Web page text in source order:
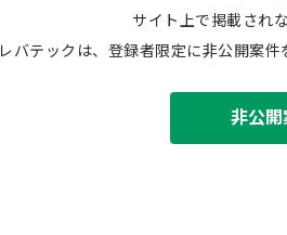
サイト上で掲載され
レバテックは、登録者限定に非公開案
非公